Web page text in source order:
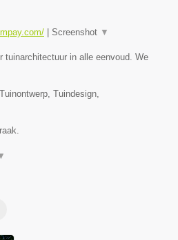
| Screenshot ▼
tuinarchitectuur in alle eenvoud. We
Tuindesign,